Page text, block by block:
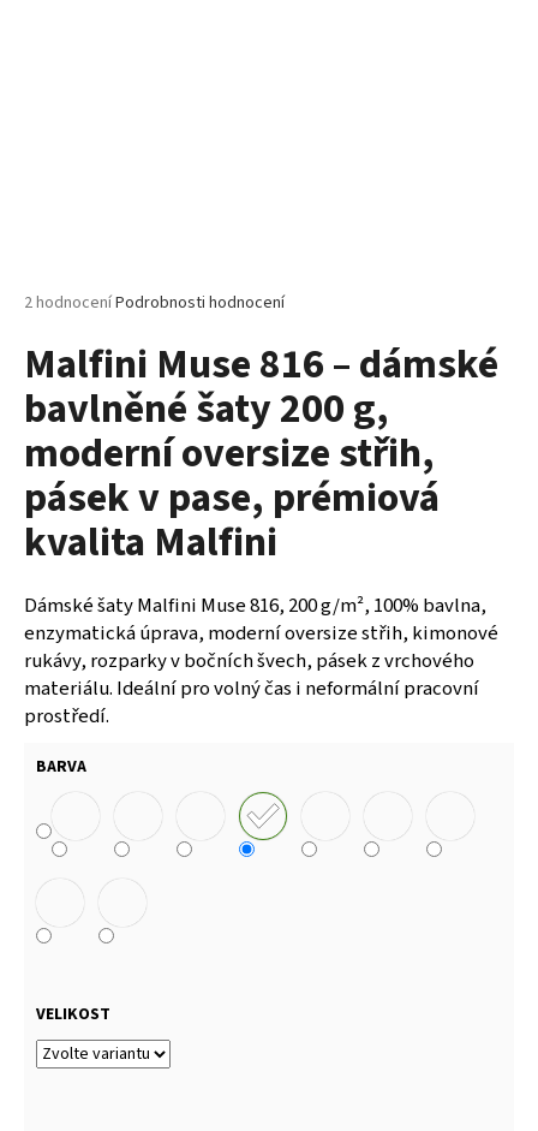
Průměrné
produktu
je
5,0
z
hvězdiček.
2 hodnoceníPodrobnosti hodnocení
Malfini Muse 816 – dámské
bavlněné šaty 200 g,
moderní oversize střih,
pásek v pase, prémiová
kvalita Malfini
Dámské šaty Malfini Muse 816, 200 g/m², 100% bavlna,
enzymatická úprava, moderní oversize střih, kimonové
rukávy, rozparky v bočních švech, pásek z vrchového
materiálu. Ideální pro volný čas i neformální pracovní
prostředí.
BARVA
VELIKOST
PÁNSKÉ
100%
BAVLNA,
MODERNÍ
STŘIH,
BESTSELLER
PRO
POTISK
I
FIREMNÍ
TEXTIL